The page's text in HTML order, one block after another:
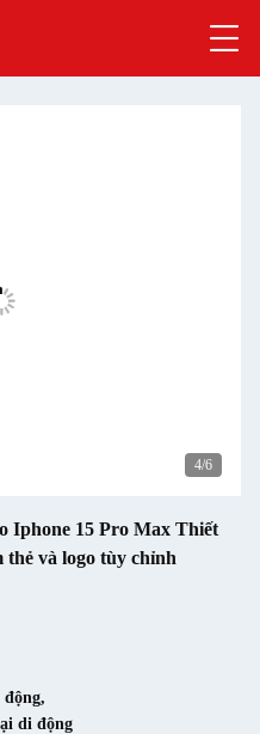
4/6
Iphone 15 Pro Max Thiết
và logo tùy chỉnh
động,
di động